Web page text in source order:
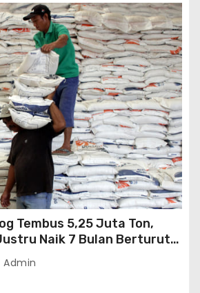
Tembus 5,25 Juta Ton,
Naik 7 Bulan Berturut-
Admin